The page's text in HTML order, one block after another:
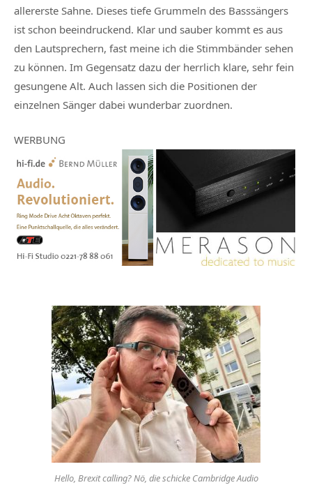
allererste Sahne. Dieses tiefe Grummeln des Basssängers
ist schon beeindruckend. Klar und sauber kommt es aus
den Lautsprechern, fast meine ich die Stimmbänder sehen
zu können. Im Gegensatz dazu der herrlich klare, sehr fein
gesungene Alt. Auch lassen sich die Positionen der
einzelnen Sänger dabei wunderbar zuordnen.
WERBUNG
Hello, Brexit calling? Nö, die schicke Cambridge Audio